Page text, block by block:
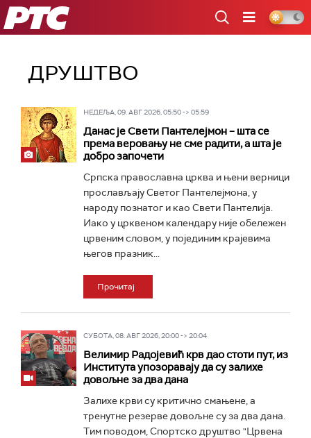
РТС
ДРУШТВО
НЕДЕЉА, 09. АВГ 2026, 05:50 -> 05:59
Данас је Свети Пантелејмон – шта се
према веровању не сме радити, а шта је
добро започети
Српска православна црква и њени верници
прослављају Светог Пантелејмона, у
народу познатог и као Свети Пантелија.
Иако у црквеном календару није обележен
црвеним словом, у појединим крајевима
његов празник...
Прочитај
СУБОТА, 08. АВГ 2026, 20:00 -> 20:04
Велимир Радојевић крв дао стоти пут, из
Института упозоравају да су залихе
довољне за два дана
Залихе крви су критично смањене, а
тренутне резерве довољне су за два дана.
Тим поводом, Спортско друштво "Црвена